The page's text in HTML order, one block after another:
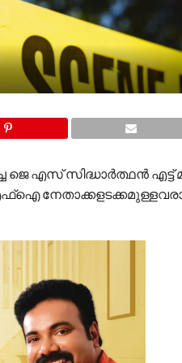
ജെ എസ് സിദ്ധാർത്ഥന്‍